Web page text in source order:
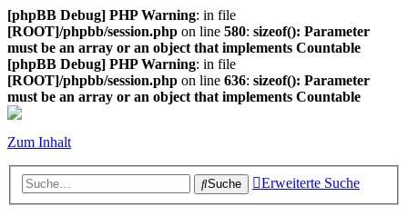
[phpBB Debug] PHP Warning: in file
[ROOT]/phpbb/session.php on line 580: sizeof(): Parameter
must be an array or an object that implements Countable
[phpBB Debug] PHP Warning: in file
[ROOT]/phpbb/session.php on line 636: sizeof(): Parameter
must be an array or an object that implements Countable
Zum Inhalt
Suche Erweiterte Suche